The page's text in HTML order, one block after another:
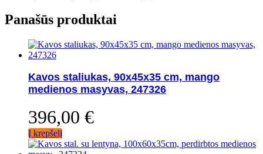
Panašūs produktai
Kavos staliukas, 90x45x35 cm, mango
medienos masyvas, 247326
396,00 €
Į krepšelį